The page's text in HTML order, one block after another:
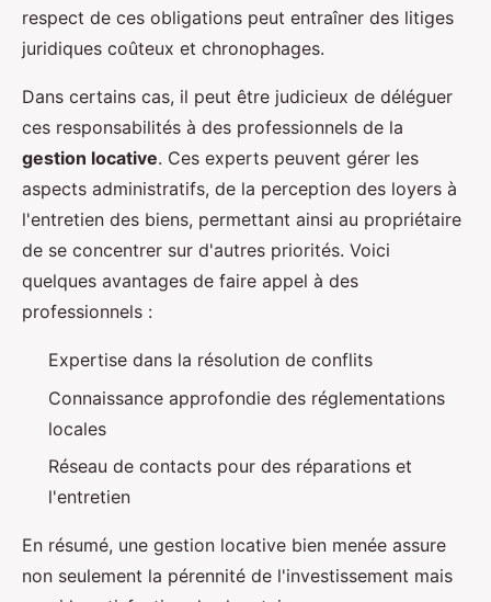
respect de ces obligations peut entraîner des litiges
juridiques coûteux et chronophages.
Dans certains cas, il peut être judicieux de déléguer
ces responsabilités à des professionnels de la
gestion locative. Ces experts peuvent gérer les
aspects administratifs, de la perception des loyers à
l'entretien des biens, permettant ainsi au propriétaire
de se concentrer sur d'autres priorités. Voici
quelques avantages de faire appel à des
professionnels :
Expertise dans la résolution de conflits
Connaissance approfondie des réglementations
locales
Réseau de contacts pour des réparations et
l'entretien
En résumé, une gestion locative bien menée assure
non seulement la pérennité de l'investissement mais